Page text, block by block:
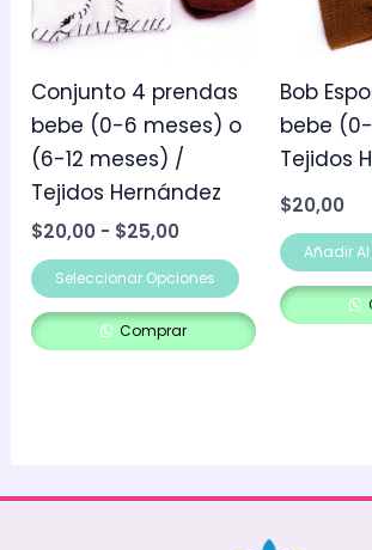
Conjunto 4 prendas
bebe (0-6 meses) o
(6-12 meses) /
Tejidos Hernández
$20,00 - $25,00
Seleccionar Opciones
Las
opciones
pueden
elegir
página
de
producto
Comprar
Bob
bebe
Tejidos
$20,00
Añadir